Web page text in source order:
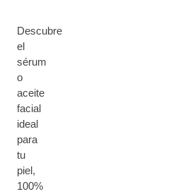
Descubre
el
sérum
o
aceite
facial
ideal
para
tu
piel,
100%